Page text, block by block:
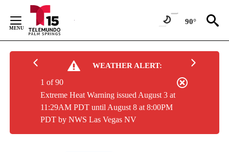
Content
90°
WEATHER ALERT:
Extreme Heat Warning issued August 3 at
11:29AM PDT until August 8 at 8:00PM
PDT by NWS Las Vegas NV
1 of 90